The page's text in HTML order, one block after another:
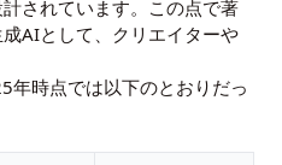
されています。この点で著
AIとして、クリエイターや
年時点では以下のとおりだっ